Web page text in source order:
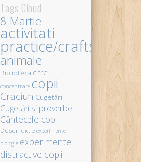
Tags Cloud
8 Martie
activitati
practice/crafts
animale
Biblioteca cifre
concentrare copii
Craciun Cugetări
Cugetări şi proverbe
Cântecele copii
Desen dictie experimente
biologie experimente
distractive copii